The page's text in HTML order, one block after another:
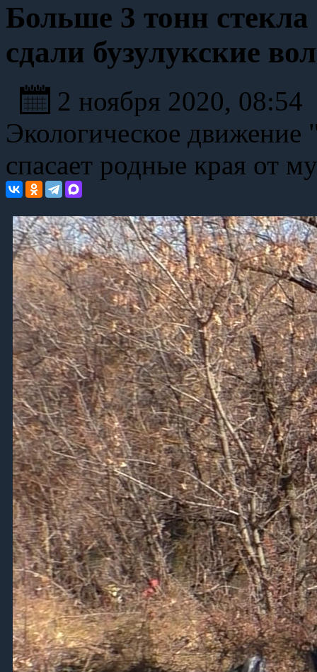
Больше 3 тонн
сдали бузулукские
2 ноября 2020, 08:54
Экологическое движение
спасает родные края от